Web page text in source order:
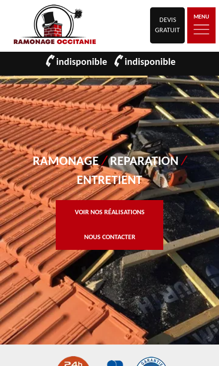
DEVIS
GRATUIT
MENU
indisponible indisponible
RAMONAGE/REPARATION/
ENTRETIENT
VOIR NOS RÉALISATIONS
NOUS CONTACTER